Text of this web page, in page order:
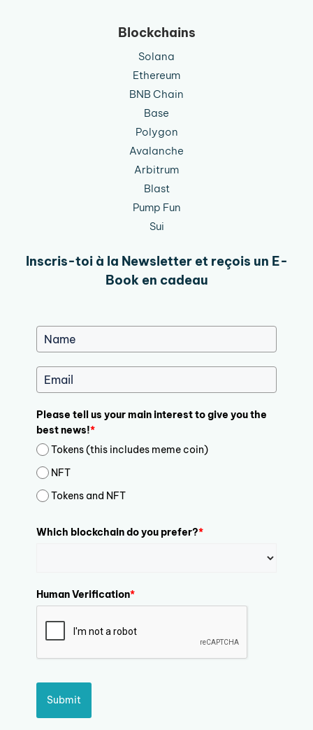
Blockchains
Solana
Ethereum
BNB Chain
Base
Polygon
Avalanche
Arbitrum
Blast
Pump Fun
Sui
Inscris-toi à la Newsletter et reçois un E-
Book en cadeau
Please tell us your main interest to give you the
best news!*
Tokens (this includes meme coin)
NFT
Tokens and NFT
Which blockchain do you prefer?*
Human Verification*
Submit